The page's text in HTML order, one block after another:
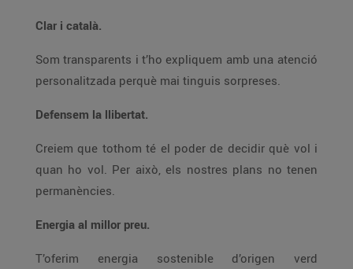
Clar i català.
Som transparents i t’ho expliquem amb una atenció
personalitzada perquè mai tinguis sorpreses.
Defensem la llibertat.
Creiem que tothom té el poder de decidir què vol i
quan ho vol. Per això, els nostres plans no tenen
permanències.
Energia al millor preu.
T’oferim energia sostenible d’origen verd